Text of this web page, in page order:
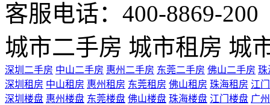
客服电话：400-8869-200
城市二手房 城市租房 城
深圳二手房 中山二手房 惠州二手房 东莞二手房 佛山二手房 珠
深圳租房 中山租房 惠州租房 东莞租房 佛山租房 珠海租房 江
深圳楼盘 惠州楼盘 东莞楼盘 佛山楼盘 珠海楼盘 江门楼盘 广